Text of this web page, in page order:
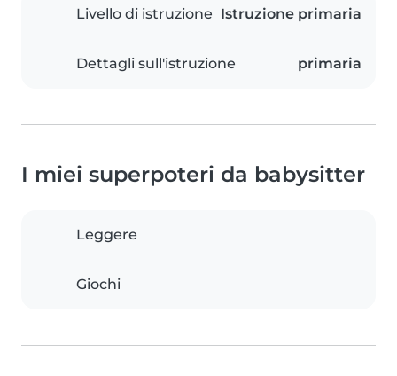
Livello di istruzione Istruzione primaria
Dettagli sull'istruzione primaria
I miei superpoteri da babysitter
Leggere
Giochi